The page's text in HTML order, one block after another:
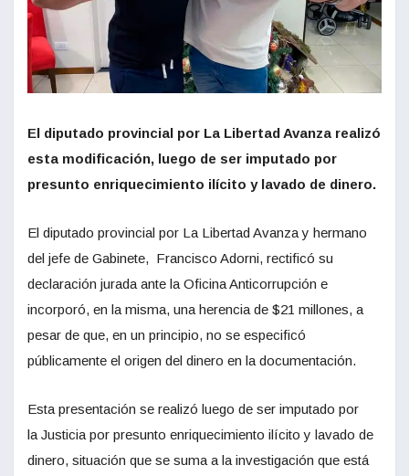
El diputado provincial por La Libertad Avanza realizó
esta modificación, luego de ser imputado por
presunto enriquecimiento ilícito y lavado de dinero.
El diputado provincial por La Libertad Avanza y hermano
del jefe de Gabinete, Francisco Adorni, rectificó su
declaración jurada ante la Oficina Anticorrupción e
incorporó, en la misma, una herencia de $21 millones, a
pesar de que, en un principio, no se especificó
públicamente el origen del dinero en la documentación.
Esta presentación se realizó luego de ser imputado por
la Justicia por presunto enriquecimiento ilícito y lavado de
dinero, situación que se suma a la investigación que está